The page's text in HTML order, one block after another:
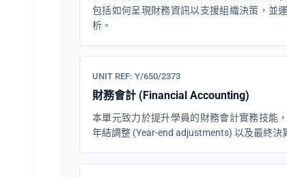
包括如何呈現財務資訊以支援組織決策，並
析。
UNIT REF: Y/650/2373
財務會計 (Financial Accounting)
本單元致力於提升學員的財務會計實務技能
年結調整 (Year-end adjustments) 以及最終決